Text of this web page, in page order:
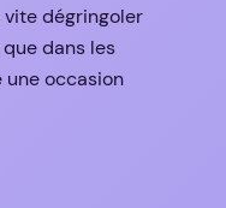
vite dégringoler
dans les
une occasion